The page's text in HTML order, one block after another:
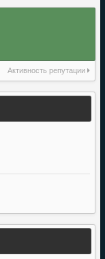
Активность репутации